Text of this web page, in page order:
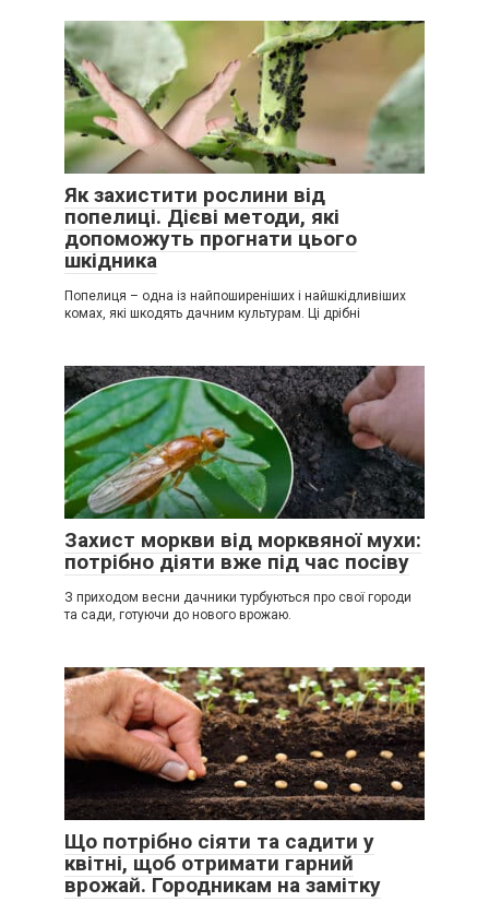
Як захистити рослини від
попелиці. Дієві методи, які
допоможуть прогнати цього
шкідника
Попелиця – одна із найпоширеніших і найшкідливіших
комах, які шкодять дачним культурам. Ці дрібні
Захист моркви від морквяної мухи:
потрібно діяти вже під час посіву
З приходом весни дачники турбуються про свої городи
та сади, готуючи до нового врожаю.
Що потрібно сіяти та садити у
квітні, щоб отримати гарний
врожай. Городникам на замітку